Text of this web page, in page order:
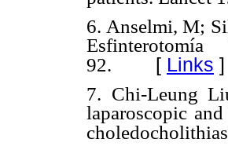
6. Anselmi, M;
92. [ Links ]
7. Chi-Leung
laparoscopic